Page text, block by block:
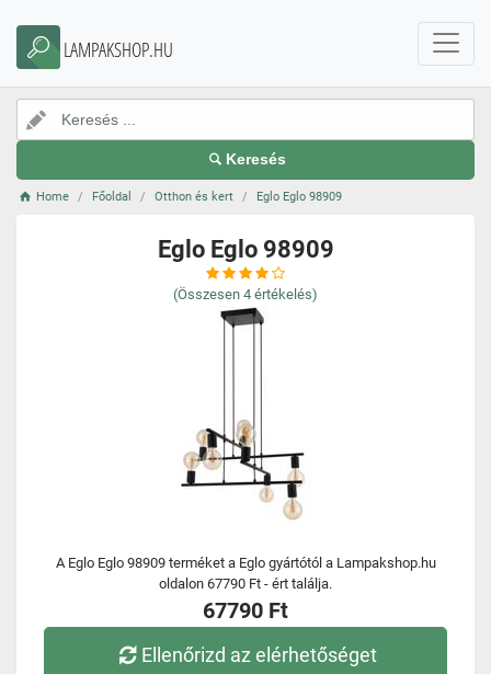
LAMPAKSHOP.HU
Keresés
Home Főoldal Otthon és kert Eglo Eglo 98909
Eglo Eglo 98909
(Összesen 4 értékelés)
A Eglo Eglo 98909 terméket a Eglo gyártótól a Lampakshop.hu
oldalon 67790 Ft - ért találja.
67790 Ft
Ellenőrizd az elérhetőséget